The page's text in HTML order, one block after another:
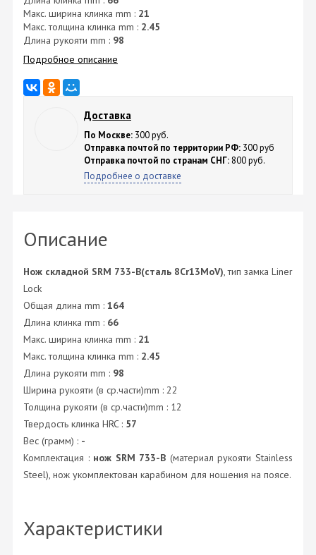
Макс. ширина клинка mm : 21
Макс. толщина клинка mm : 2.45
Длина рукояти mm : 98
Подробное описание
Доставка
По Москве: 300 руб.
Отправка почтой по территории РФ: 300 руб
Отправка почтой по странам СНГ: 800 руб.
Подробнее о доставке
Описание
Нож складной SRM 733-B(сталь 8Cr13MoV), тип замка Liner
Lock
Общая длина mm : 164
Длина клинка mm : 66
Макс. ширина клинка mm : 21
Макс. толщина клинка mm : 2.45
Длина рукояти mm : 98
Ширина рукояти (в ср.части)mm : 22
Толщина рукояти (в ср.части)mm : 12
Твердость клинка HRC : 57
Вес (грамм) : -
Комплектация : нож SRM 733-B (материал рукояти Stainless
Steel), нож укомплектован карабином для ношения на поясе.
Характеристики